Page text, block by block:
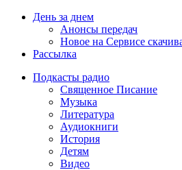
День за днем
Анонсы передач
Новое на Сервисе
Рассылка
Подкасты радио
Священное Писание
Музыка
Литература
Аудиокниги
История
Детям
Видео